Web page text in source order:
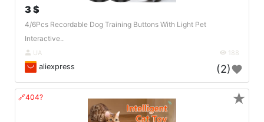
3 $
4/6Pcs Recordable Dog Training Buttons With Light Pet
Interactive..
UA 188
aliexpress (2)
🔗404? ★